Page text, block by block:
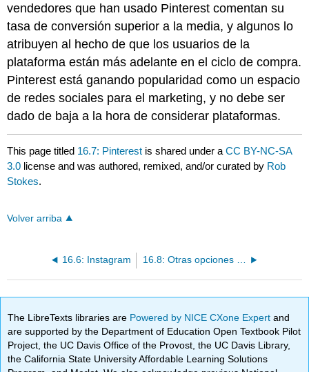
vendedores que han usado Pinterest comentan su
tasa de conversión superior a la media, y algunos lo
atribuyen al hecho de que los usuarios de la
plataforma están más adelante en el ciclo de compra.
Pinterest está ganando popularidad como un espacio
de redes sociales para el marketing, y no debe ser
dado de baja a la hora de considerar plataformas.
This page titled 16.7: Pinterest is shared under aCC BY-NC-SA
3.0 license and was authored, remixed, and/or curated by Rob
Stokes.
Volver arriba
16.6: Instagram
The LibreTexts libraries are Powered by NICE CXone Expertand
are supported by the Department of Education Open Textbook Pilot
Project, the UC Davis Office of the Provost, the UC Davis Library,
the California State University Affordable Learning Solutions